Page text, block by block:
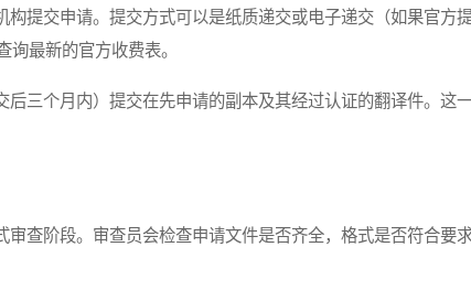
提交申请。提交方式可以是纸质递交或电子递交（如果官方
最新的官方收费表。
三个月内）提交在先申请的副本及其经过认证的翻译件。这
阶段。审查员会检查申请文件是否齐全，格式是否符合要求